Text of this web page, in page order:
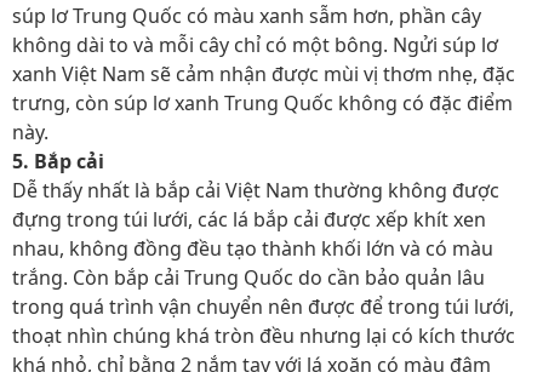
súp lơ Trung Quốc có màu xanh sẫm hơn, phần cây
không dài to và mỗi cây chỉ có một bông. Ngửi súp lơ
xanh Việt Nam sẽ cảm nhận được mùi vị thơm nhẹ, đặc
trưng, còn súp lơ xanh Trung Quốc không có đặc điểm
này.
5. Bắp cải
Dễ thấy nhất là bắp cải Việt Nam thường không được
đựng trong túi lưới, các lá bắp cải được xếp khít xen
nhau, không đồng đều tạo thành khối lớn và có màu
trắng. Còn bắp cải Trung Quốc do cần bảo quản lâu
trong quá trình vận chuyển nên được để trong túi lưới,
thoạt nhìn chúng khá tròn đều nhưng lại có kích thước
khá nhỏ, chỉ bằng 2 nắm tay với lá xoăn có màu đậm